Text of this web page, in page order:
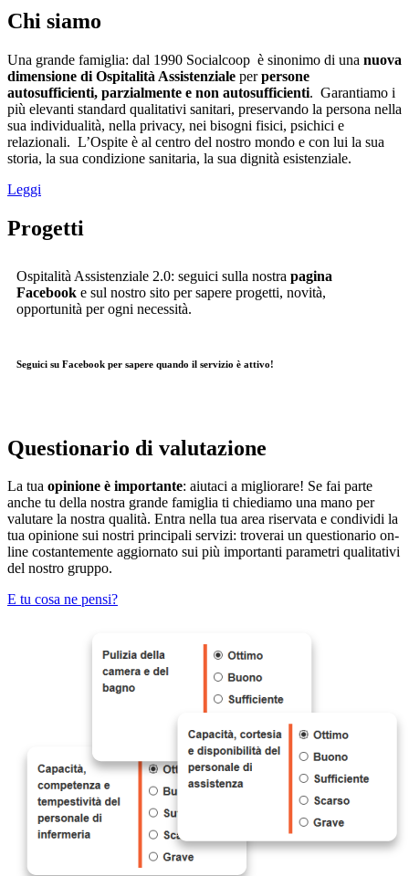
Chi siamo
Una grande famiglia: dal 1990 Socialcoop è sinonimo di una nuova
dimensione di Ospitalità Assistenziale perpersone
autosufficienti, parzialmente e non autosufficienti. Garantiamo i
più elevanti standard qualitativi sanitari, preservando la persona nella
sua individualità, nella privacy, nei bisogni fisici, psichici e
relazionali. L’Ospite è al centro del nostro mondo e con lui la sua
storia, la sua condizione sanitaria, la sua dignità esistenziale.
Leggi
Progetti
Ospitalità Assistenziale 2.0: seguici sulla nostra pagina
Facebook e sul nostro sito per sapere progetti, novità,
opportunità per ogni necessità.
Seguici su Facebook per sapere quando il servizio è attivo!
Questionario di valutazione
La tua opinione è importante: aiutaci a migliorare! Se fai parte
anche tu della nostra grande famiglia ti chiediamo una mano per
valutare la nostra qualità. Entra nella tua area riservata e condividi la
tua opinione sui nostri principali servizi: troverai un questionario on-
line costantemente aggiornato sui più importanti parametri qualitativi
del nostro gruppo.
E tu cosa ne pensi?